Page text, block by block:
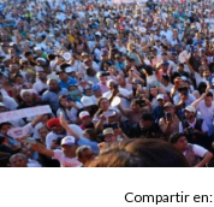
Compartir en: